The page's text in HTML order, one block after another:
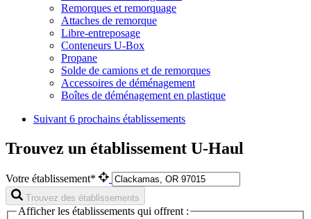
Remorques et remorquage
Attaches de remorque
Libre-entreposage
Conteneurs U-Box
Propane
Solde de camions et de remorques
Accessoires de déménagement
Boîtes de déménagement en plastique
Suivant 6 prochains établissements
Trouvez un établissement U-Haul
Votre établissement*
Trouvez des établissements
Afficher les établissements qui offrent :